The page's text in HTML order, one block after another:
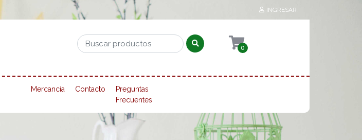
INGRESAR
0
Mercancía Contacto
Preguntas
Frecuentes